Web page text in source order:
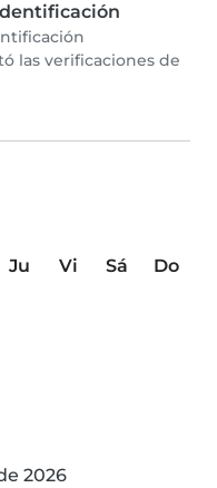
las verificaciones de
Ju Vi Sá
Do
2026